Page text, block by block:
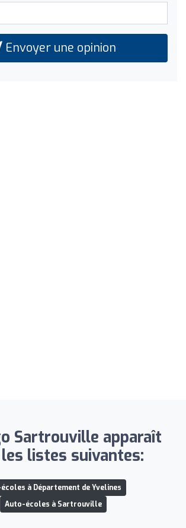
Envoyer une opinion
Sartrouville apparaît
listes suivantes:
à Département de Yvelines
Auto-écoles à Sartrouville